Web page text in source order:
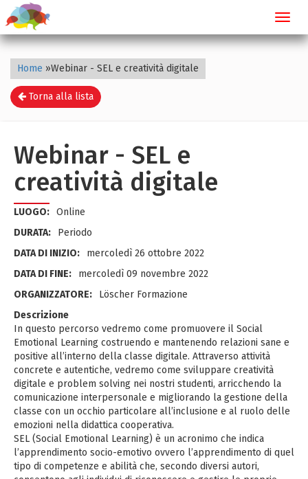
Home »Webinar - SEL e creatività digitale
Torna alla lista
Webinar - SEL e
creatività digitale
LUOGO: Online
DURATA:
Periodo
DATA DI INIZIO:
mercoledì 26 ottobre 2022
DATA DI FINE:
mercoledì 09 novembre 2022
ORGANIZZATORE:
Löscher Formazione
Descrizione
In questo percorso vedremo come promuovere il Social
Emotional Learning costruendo e mantenendo relazioni sane e
positive all’interno della classe digitale. Attraverso attività
concrete e autentiche, vedremo come sviluppare creatività
digitale e problem solving nei nostri studenti, arricchendo la
comunicazione interpersonale e migliorando la gestione della
classe con un occhio particolare all’inclusione e al ruolo delle
emozioni nella didattica cooperativa.
SEL (Social Emotional Learning) è un acronimo che indica
l’apprendimento socio-emotivo ovvero l’apprendimento di quel
tipo di competenze e abilità che, secondo diversi autori,